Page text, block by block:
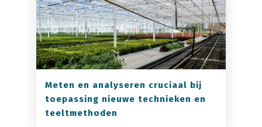
Meten en analyseren cruciaal bij
toepassing nieuwe technieken en
teeltmethoden